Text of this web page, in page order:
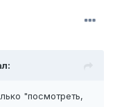
"посмотреть,